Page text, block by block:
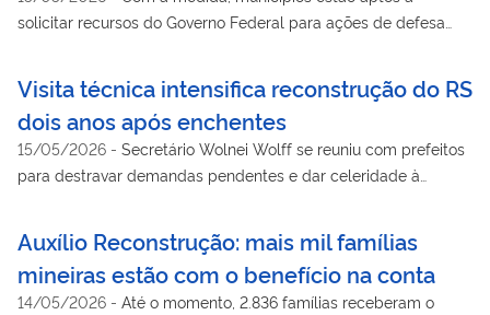
solicitar recursos do Governo Federal para ações de defesa
Visita técnica intensifica reconstrução do RS
dois anos após enchentes
15/05/2026 - Secretário Wolnei Wolff se reuniu com prefeitos
para destravar demandas pendentes e dar celeridade à
Auxílio Reconstrução: mais mil famílias
mineiras estão com o benefício na conta
14/05/2026 - Até o momento, 2.836 famílias receberam o